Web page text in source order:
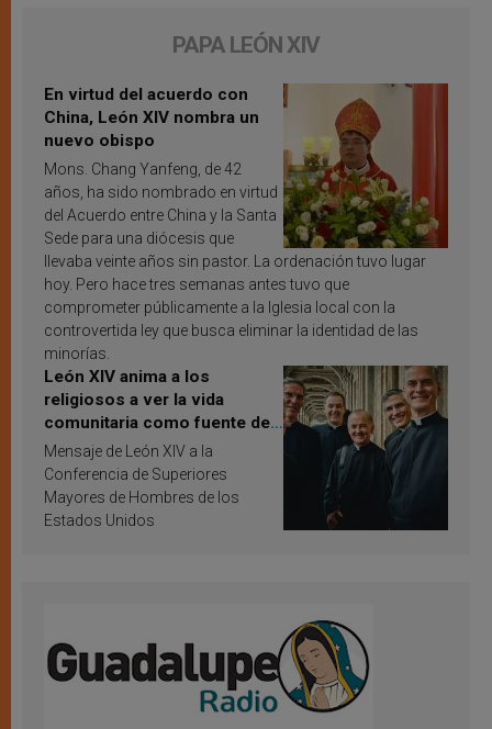
PAPA LEÓN XIV
En virtud del acuerdo con
China, León XIV nombra un
nuevo obispo
Mons. Chang Yanfeng, de 42
años, ha sido nombrado en virtud
del Acuerdo entre China y la Santa
Sede para una diócesis que
llevaba veinte años sin pastor. La ordenación tuvo lugar
hoy. Pero hace tres semanas antes tuvo que
comprometer públicamente a la Iglesia local con la
controvertida ley que busca eliminar la identidad de las
minorías.
León XIV anima a los
religiosos a ver la vida
comunitaria como fuente de
inspiración y santificación
Mensaje de León XIV a la
Conferencia de Superiores
Mayores de Hombres de los
Estados Unidos